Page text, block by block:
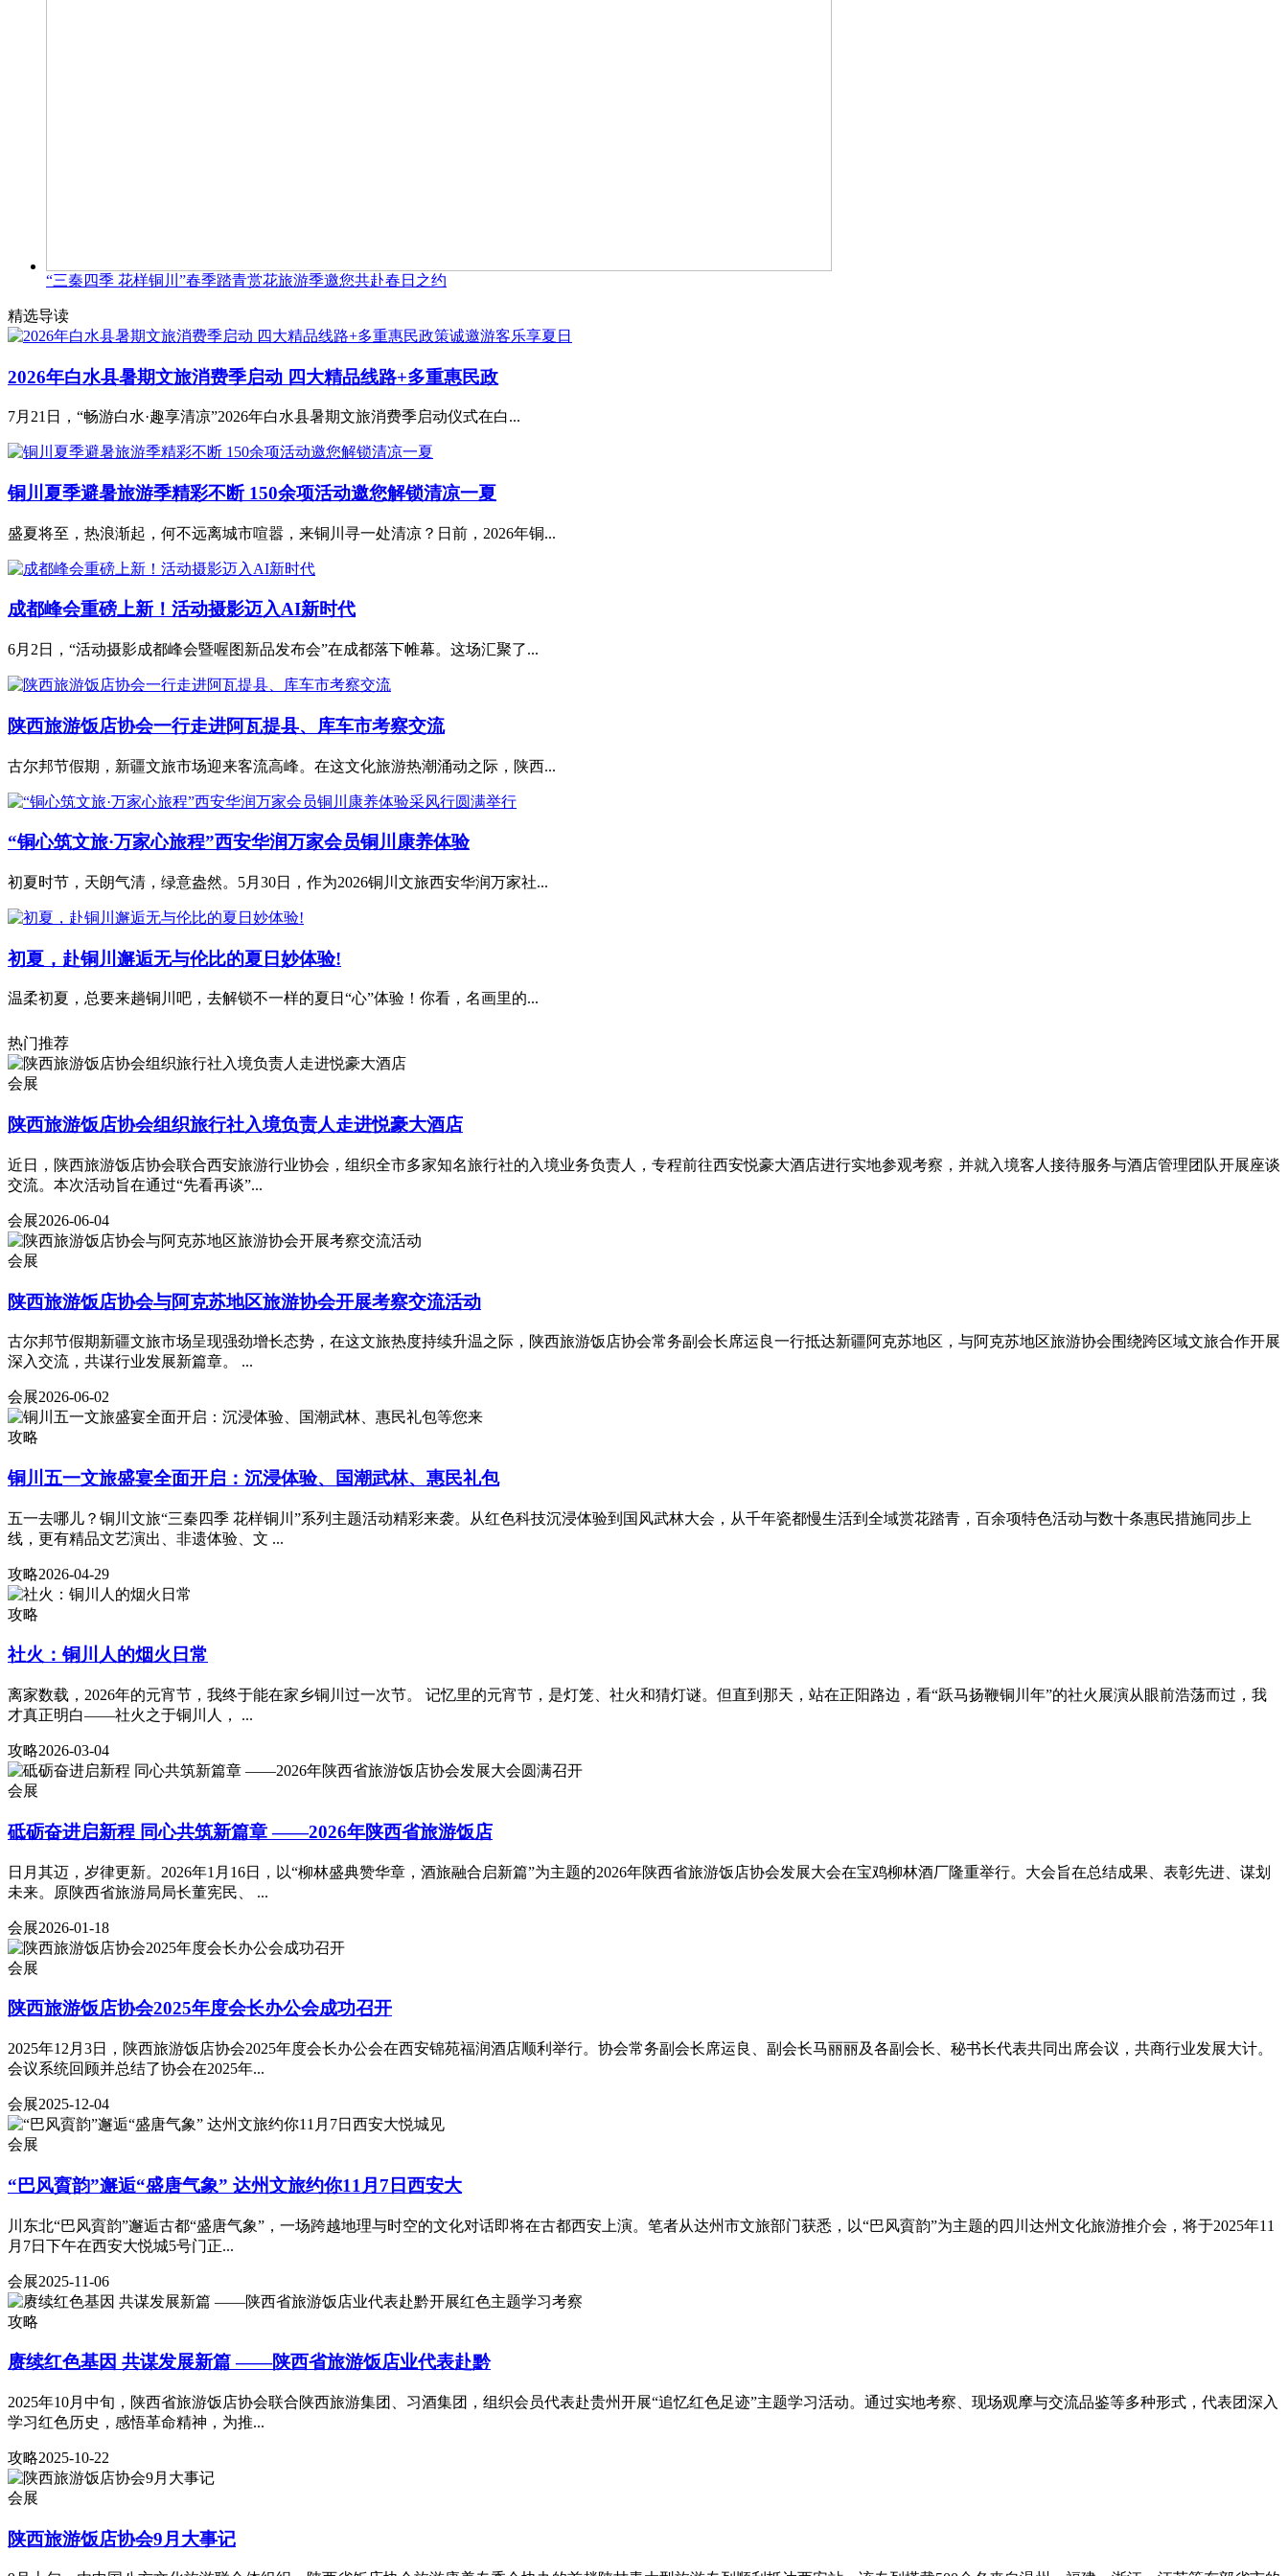
“三秦四季 花样铜川”春季踏青赏花旅游季邀您共赴春日之约
精选导读
2026年白水县暑期文旅消费季启动 四大精品线路+多重惠民政
7月21日，“畅游白水·趣享清凉”2026年白水县暑期文旅消费季启动仪式在白...
铜川夏季避暑旅游季精彩不断 150余项活动邀您解锁清凉一夏
盛夏将至，热浪渐起，何不远离城市喧嚣，来铜川寻一处清凉？日前，2026年铜...
成都峰会重磅上新！活动摄影迈入AI新时代
6月2日，“活动摄影成都峰会暨喔图新品发布会”在成都落下帷幕。这场汇聚了...
陕西旅游饭店协会一行走进阿瓦提县、库车市考察交流
古尔邦节假期，新疆文旅市场迎来客流高峰。在这文化旅游热潮涌动之际，陕西...
“铜心筑文旅·万家心旅程”西安华润万家会员铜川康养体验
初夏时节，天朗气清，绿意盎然。5月30日，作为2026铜川文旅西安华润万家社...
初夏，赴铜川邂逅无与伦比的夏日妙体验!
温柔初夏，总要来趟铜川吧，去解锁不一样的夏日“心”体验！你看，名画里的...
热门推荐
会展
陕西旅游饭店协会组织旅行社入境负责人走进悦豪大酒店
近日，陕西旅游饭店协会联合西安旅游行业协会，组织全市多家知名旅行社的入境业务负责人，专程前往西安悦豪大酒店进行实地参观考察，并就入境客人接待服务与酒店管理团队开展座谈
交流。本次活动旨在通过“先看再谈”...
会展2026-06-04
会展
陕西旅游饭店协会与阿克苏地区旅游协会开展考察交流活动
古尔邦节假期新疆文旅市场呈现强劲增长态势，在这文旅热度持续升温之际，陕西旅游饭店协会常务副会长席运良一行抵达新疆阿克苏地区，与阿克苏地区旅游协会围绕跨区域文旅合作开展
深入交流，共谋行业发展新篇章。 ...
会展2026-06-02
攻略
铜川五一文旅盛宴全面开启：沉浸体验、国潮武林、惠民礼包
五一去哪儿？铜川文旅“三秦四季 花样铜川”系列主题活动精彩来袭。从红色科技沉浸体验到国风武林大会，从千年瓷都慢生活到全域赏花踏青，百余项特色活动与数十条惠民措施同步上
线，更有精品文艺演出、非遗体验、文 ...
攻略2026-04-29
攻略
社火：铜川人的烟火日常
离家数载，2026年的元宵节，我终于能在家乡铜川过一次节。 记忆里的元宵节，是灯笼、社火和猜灯谜。但直到那天，站在正阳路边，看“跃马扬鞭铜川年”的社火展演从眼前浩荡而过，我
才真正明白——社火之于铜川人， ...
攻略2026-03-04
会展
砥砺奋进启新程 同心共筑新篇章 ——2026年陕西省旅游饭店
日月其迈，岁律更新。2026年1月16日，以“柳林盛典赞华章，酒旅融合启新篇”为主题的2026年陕西省旅游饭店协会发展大会在宝鸡柳林酒厂隆重举行。大会旨在总结成果、表彰先进、谋划
未来。原陕西省旅游局局长董宪民、 ...
会展2026-01-18
会展
陕西旅游饭店协会2025年度会长办公会成功召开
2025年12月3日，陕西旅游饭店协会2025年度会长办公会在西安锦苑福润酒店顺利举行。协会常务副会长席运良、副会长马丽丽及各副会长、秘书长代表共同出席会议，共商行业发展大计。
会议系统回顾并总结了协会在2025年...
会展2025-12-04
会展
“巴风賨韵”邂逅“盛唐气象” 达州文旅约你11月7日西安大
川东北“巴风賨韵”邂逅古都“盛唐气象”，一场跨越地理与时空的文化对话即将在古都西安上演。笔者从达州市文旅部门获悉，以“巴风賨韵”为主题的四川达州文化旅游推介会，将于2025年11
月7日下午在西安大悦城5号门正...
会展2025-11-06
攻略
赓续红色基因 共谋发展新篇 ——陕西省旅游饭店业代表赴黔
2025年10月中旬，陕西省旅游饭店协会联合陕西旅游集团、习酒集团，组织会员代表赴贵州开展“追忆红色足迹”主题学习活动。通过实地考察、现场观摩与交流品鉴等多种形式，代表团深入
学习红色历史，感悟革命精神，为推...
攻略2025-10-22
会展
陕西旅游饭店协会9月大事记